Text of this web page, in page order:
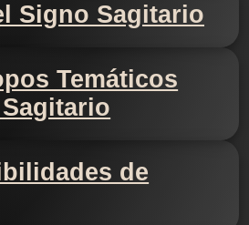
Signo Sagitario
Temáticos
de